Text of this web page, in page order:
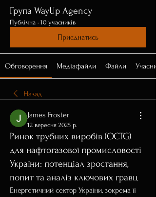
Група WayUp Agency
Публічна · 10 учасників
Приєднатись
Обговорення Медіафайли Файли
Назад
James Froster
12 вересня 2025 р.
Ринок трубних виробів (OCTG)
для нафтогазової промисловості
України: потенціал зростання,
попит та аналіз ключових гравц
Енергетичний сектор України, зокрема її